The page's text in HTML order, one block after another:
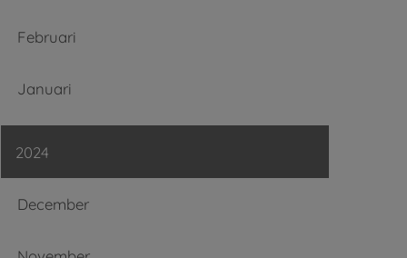
Februari
Januari
2024
December